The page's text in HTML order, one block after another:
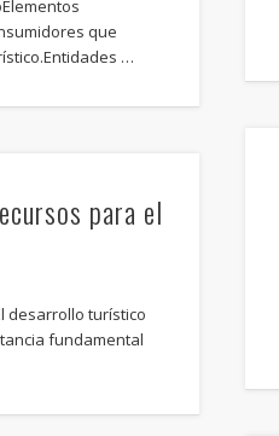
que
…
para el
desarrollo turístico
fundamental